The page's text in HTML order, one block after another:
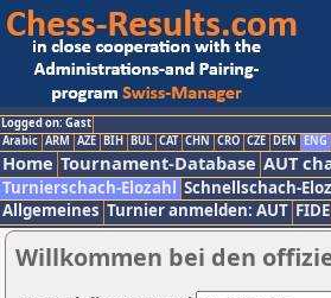
Logged on: Gast
Arabic ARM AZE BIH BUL CAT CHN CRO CZE DEN ENG
Home Tournament-Database AUT
Turnierschach-Elozahl Schnellschach-
Allgemeines Turnier anmelden: AUT FIDE
Willkommen bei den